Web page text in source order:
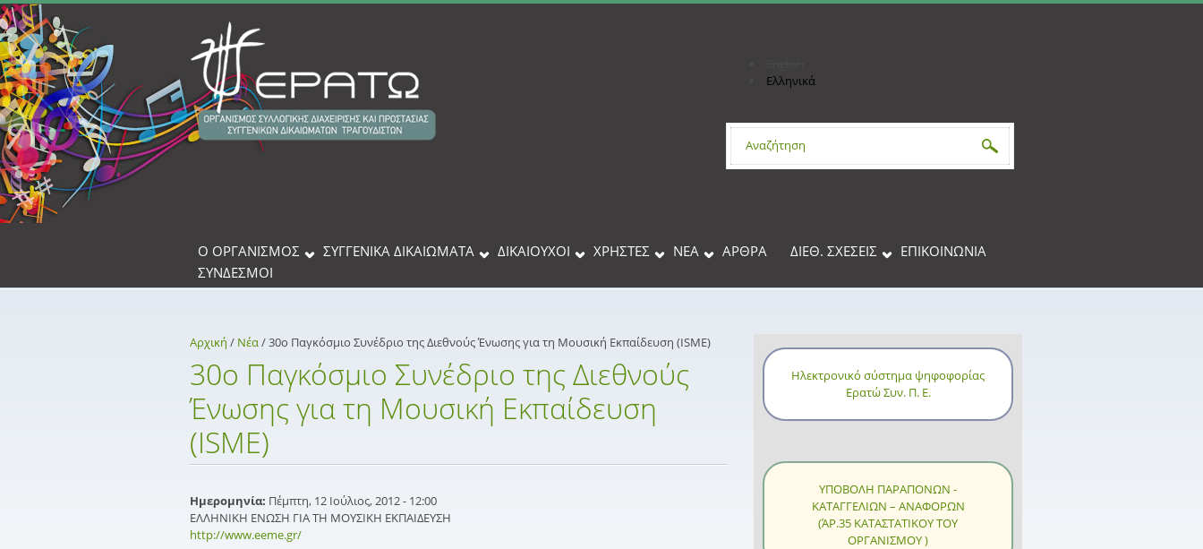
Παράκαμψη προς το κυρίως περιεχόμενο
Ελληνικά
Φόρμα αναζήτησης
Ο ΟΡΓΑΝΙΣΜΟΣ ΣΥΓΓΕΝΙΚΆ ΔΙΚΑΙΩΜΑΤΑ ΔΙΚΑΙΟΥΧΟΙ XΡΉΣΤΕΣ ΝΕΑ ΑΡΘΡΑ ΔΙΕΘ. ΣΧΕΣΕΙΣ
ΕΠΙΚΟΙΝΩΝΊΑ
ΣΎΝΔΕΣΜΟΙ
Αρχική / Νέα/30ο Παγκόσμιο Συνέδριο της Διεθνούς Ένωσης για τη Μουσική Εκπαίδευση (ISME)
30ο Παγκόσμιο Συνέδριο της Διεθνούς
Ένωσης για τη Μουσική Εκπαίδευση
(ISME)
Ημερομηνία: Πέμπτη, 12 Ιούλιος, 2012 - 12:00
ΕΛΛΗΝΙΚΗ ΕΝΩΣΗ ΓΙΑ ΤΗ ΜΟΥΣΙΚΗ ΕΚΠΑΙΔΕΥΣΗ
http://www.eeme.gr/
Ηλεκτρονικό σύστημα ψηφοφορίας
Ερατώ Συν. Π. Ε.
ΥΠΟΒΟΛΗ ΠΑΡΑΠΟΝΩΝ -
ΚΑΤΑΓΓΕΛΙΩΝ – ΑΝΑΦΟΡΩΝ
(ΆΡ.35 ΚΑΤΑΣΤΑΤΙΚΟΥ ΤΟΥ
ΟΡΓΑΝΙΣΜΟΥ )